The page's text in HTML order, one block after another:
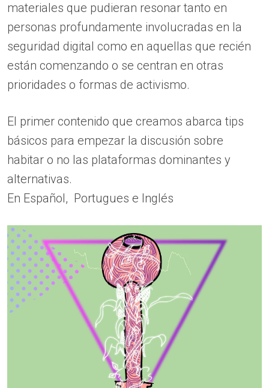
materiales que pudieran resonar tanto en
personas profundamente involucradas en la
seguridad digital como en aquellas que recién
están comenzando o se centran en otras
prioridades o formas de activismo.
El primer contenido que creamos abarca tips
básicos para empezar la discusión sobre
habitar o no las plataformas dominantes y
alternativas.
En Español, Portugues e Inglés